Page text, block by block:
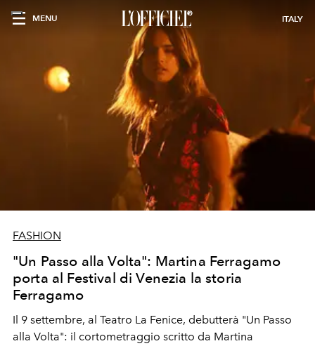
MENU ITALY
FASHION
"Un Passo alla Volta": Martina Ferragamo
porta al Festival di Venezia la storia
Ferragamo
Il 9 settembre, al Teatro La Fenice, debutterà "Un Passo
alla Volta": il cortometraggio scritto da Martina